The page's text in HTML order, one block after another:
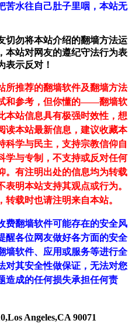
苦水往自己肚子里咽，本站无
切勿将本站介绍的翻墙方法运
本站对网友的遵纪守法行为表
表示反对！
所推荐的翻墙软件及翻墙方法
和参考，但你懂的——翻墙软
本站信息具有极强时效性，想
读本站最新信息，建议收藏本
科学与民主，支持宗教信仰自
学与专制，不支持或反对任何
。有注明出处的信息均为转载
明本站支持其观点或行为。
载时也请注明来自本站。
费翻墙软件可能存在的安全风
醒各位网友做好各方面的安全
墙软件、应用或服务等进行全
对其安全性做保证，无法对您
造成的任何损失承担任何责
Angeles,CA 90071